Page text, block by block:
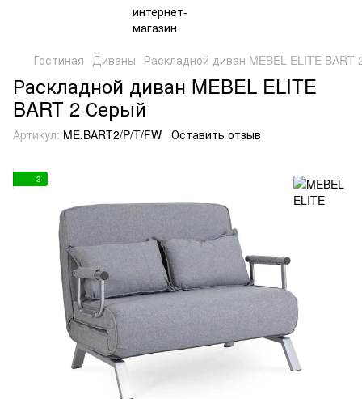
Гостиная Диваны Раскладной диван MEBEL ELITE BART
Раскладной диван MEBEL ELITE
BART 2 Серый
Артикул: ME.BART2/P/T/FW Оставить отзыв
3